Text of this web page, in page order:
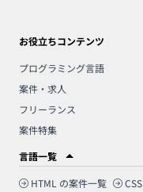
お役立ちコンテンツ
プログラミング言語
案件・求人
フリーランス
案件特集
言語一覧
HTML の案件一覧 CSS